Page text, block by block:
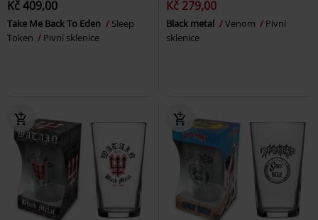
Kč 409,00
Take Me Back To Eden
Sleep
Token
Pivní sklenice
Kč 279,00
Black metal Venom
Pivní
sklenice